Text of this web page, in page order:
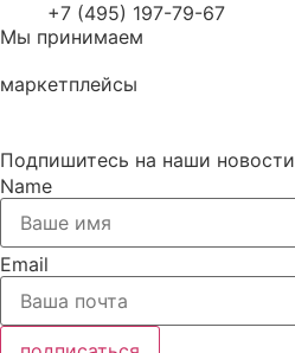
+7 (495) 197-79-67
Мы принимаем
маркетплейсы
Подпишитесь на наши новости
Name
Email